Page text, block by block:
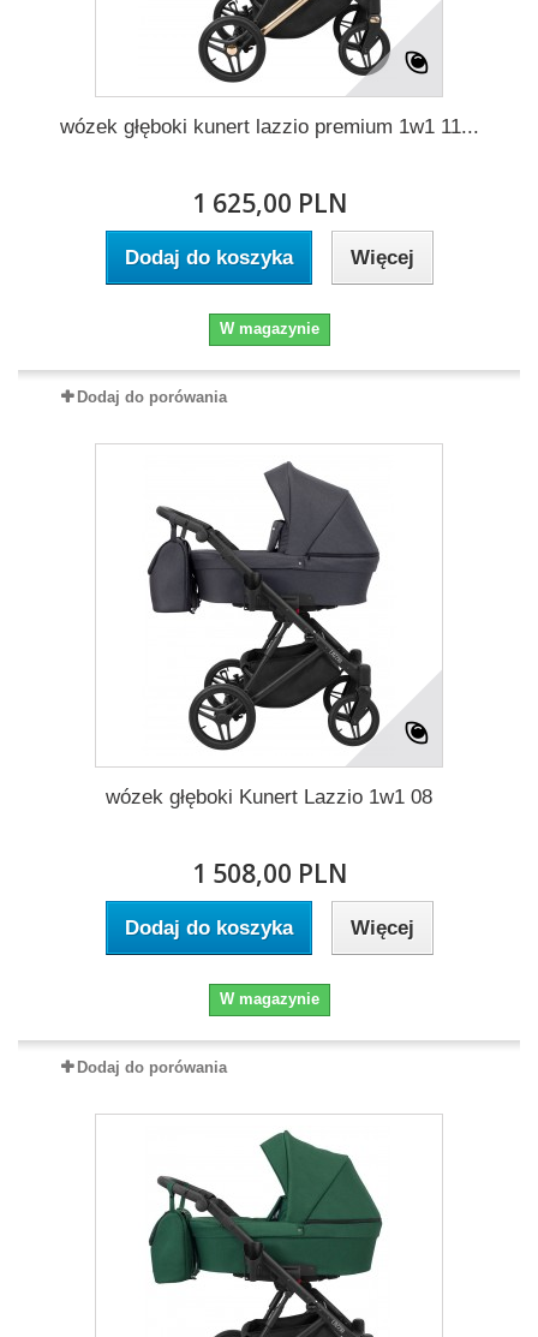
wózek głęboki kunert lazzio premium 1w1 11...
1 625,00 PLN
Dodaj do koszyka Więcej
W magazynie
Dodaj do porówania
wózek głęboki Kunert Lazzio 1w1 08
1 508,00 PLN
Dodaj do koszyka Więcej
W magazynie
Dodaj do porówania